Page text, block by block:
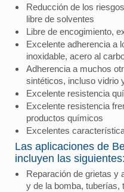
Reducción de los
libre de solventes
Libre de encogimiento,
Excelente adherencia a
inoxidable, acero al
Adherencia a muchos
sintéticos, incluso vidrio
Excelente resistencia
Excelente resistencia
productos químicos
Excelentes
Las aplicaciones de
incluyen las siguientes:
Reparación de grietas y
y de la bomba, tuberías,